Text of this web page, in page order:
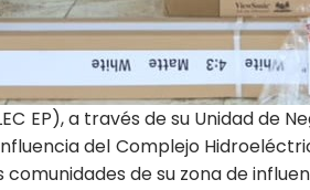
EP), a través de su Unidad de
del Complejo
de su zona de